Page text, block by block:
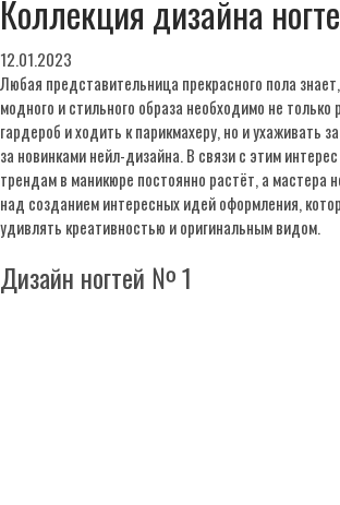
Коллекция дизайна
12.01.2023
Любая представительница прекрасного пола
модного и стильного образа необходимо не только
гардероб и ходить к парикмахеру, но и ухаживать
за новинками нейл-дизайна. В связи с этим
трендам в маникюре постоянно растёт, а мастера
над созданием интересных идей оформления,
удивлять креативностью и оригинальным видом.
Дизайн ногтей № 1